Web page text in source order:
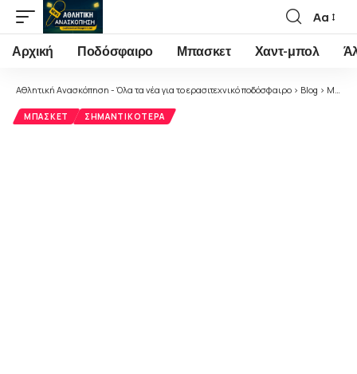
Font
Resizer
Αα
Αρχική Ποδόσφαιρο Μπασκετ Χαντ-μπολ
Αθλητική Ανασκόπηση - Όλα τα νέα για το ερασιτεχνικό ποδόσφαιρο > Blog > Μπάσκετ
ΜΠΆΣΚΕΤ ΣΗΜΑΝΤΙΚΌΤΕΡΑ